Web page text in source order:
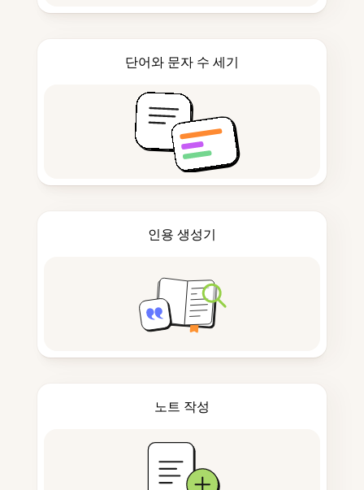
단어와 문자 수 세기
인용 생성기
노트 작성